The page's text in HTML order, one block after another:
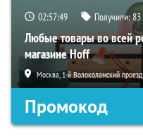
02:57:49 Получили:83
Любые товары во всей
магазине Hoff
Москва, 1-й Волоколамский
Промокод